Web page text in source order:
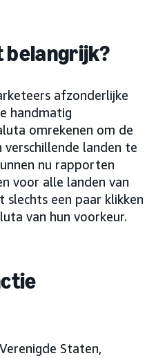
belangrijk?
afzonderlijke
handmatig
omrekenen om de
landen te
nu rapporten
voor alle landen van
slechts een paar klikken
van hun voorkeur.
Verenigde Staten,